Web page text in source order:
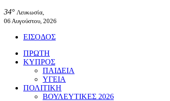
34° Λευκωσία,
06 Αυγούστου, 2026
ΕΙΣΟΔΟΣ
ΠΡΩΤΗ
ΚΥΠΡΟΣ
ΠΑΙΔΕΙΑ
ΥΓΕΙΑ
ΠΟΛΙΤΙΚΗ
ΒΟΥΛΕΥΤΙΚΕΣ 2026